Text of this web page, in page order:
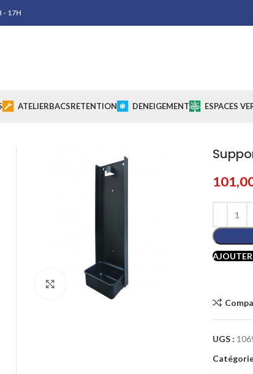
- 17H
ATELIERBACSRETENTION DENEIGEMENT ESPACES
Cliquez pour agrandir
UGS :